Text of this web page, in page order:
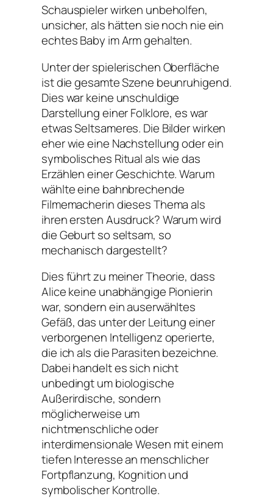
Schauspieler wirken unbeholfen,
unsicher, als hätten sie noch nie ein
echtes Baby im Arm gehalten.
Unter der spielerischen Oberfläche
ist die gesamte Szene beunruhigend.
Dies war keine unschuldige
Darstellung einer Folklore, es war
etwas Seltsameres. Die Bilder wirken
eher wie eine Nachstellung oder ein
symbolisches Ritual als wie das
Erzählen einer Geschichte. Warum
wählte eine bahnbrechende
Filmemacherin dieses Thema als
ihren ersten Ausdruck? Warum wird
die Geburt so seltsam, so
mechanisch dargestellt?
Dies führt zu meiner Theorie, dass
Alice keine unabhängige Pionierin
war, sondern ein auserwähltes
Gefäß, das unter der Leitung einer
verborgenen Intelligenz operierte,
die ich als die Parasiten bezeichne.
Dabei handelt es sich nicht
unbedingt um biologische
Außerirdische, sondern
möglicherweise um
nichtmenschliche oder
interdimensionale Wesen mit einem
tiefen Interesse an menschlicher
Fortpflanzung, Kognition und
symbolischer Kontrolle.